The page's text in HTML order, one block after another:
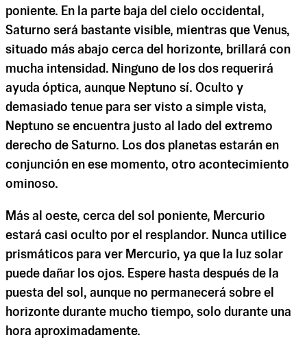
poniente. En la parte baja del cielo occidental,
Saturno será bastante visible, mientras que Venus,
situado más abajo cerca del horizonte, brillará con
mucha intensidad. Ninguno de los dos requerirá
ayuda óptica, aunque Neptuno sí. Oculto y
demasiado tenue para ser visto a simple vista,
Neptuno se encuentra justo al lado del extremo
derecho de Saturno. Los dos planetas estarán en
conjunción en ese momento, otro acontecimiento
ominoso.
Más al oeste, cerca del sol poniente, Mercurio
estará casi oculto por el resplandor. Nunca utilice
prismáticos para ver Mercurio, ya que la luz solar
puede dañar los ojos. Espere hasta después de la
puesta del sol, aunque no permanecerá sobre el
horizonte durante mucho tiempo, solo durante una
hora aproximadamente.